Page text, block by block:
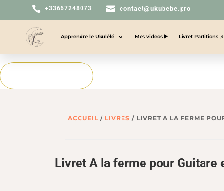
 +33667248073  contact@ukubebe.pro
Apprendre le Ukulélé Mes videos ▶️ Livret Partitions ♬
ACCUEIL / LIVRES / LIVRET A LA FERME
Livret A la ferme pour Guitare